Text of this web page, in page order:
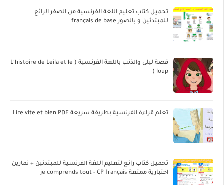
تحميل كتاب تعليم اللغة الفرنسية من الصفر الرائع
للمبتدئين و بالصور français de base
قصة ليلى والذئب باللغة الفرنسية ( L'histoire de Leila et le
loup )
تعلم قراءة الفرنسية بطريقة سريعة Lire vite et bien PDF
تحميل كتاب رائع لتعليم اللغة الفرنسية للمبتدئين + تمارين
اختبارية ممتعة je comprends tout - CP français